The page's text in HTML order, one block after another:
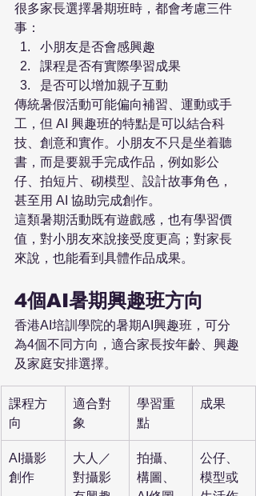
很多家長選擇暑期班時，都會考慮三件
事：
小朋友是否會感興趣
課程是否有實際學習成果
是否可以增加親子互動
傳統暑假活動可能偏向補習、運動或手
工，但 AI 興趣班的特點是可以結合科
技、創意和實作。小朋友不只是坐着聽
書，而是要親手完成作品，例如影公
仔、拍短片、砌模型、設計故事角色，
甚至用 AI 協助完成創作。
這類暑期活動既有遊戲感，也有學習價
值，對小朋友來說接受度更高；對家長
來說，也能看到具體作品成果。
4個AI暑期興趣班方向
香港AI培訓學院的暑期AI興趣班，可分
為4個不同方向，適合家長按年齡、興趣
及家庭安排選擇。
課程方
向
適合對
象
學習重
點
成果
AI攝影
創作
大人／
對攝影
拍攝、
構圖、
公仔、
模型或